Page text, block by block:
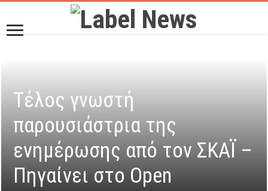
Τέλος γνωστή
παρουσιάστρια της
ενημέρωσης από τον ΣΚΑΪ –
Πηγαίνει στο Open